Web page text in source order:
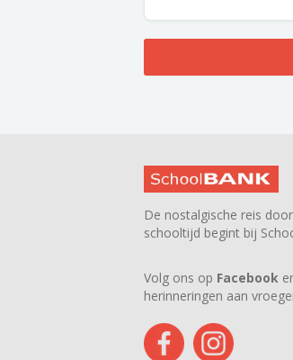
De nostalgische reis
schooltijd begint bij
Volg ons op Facebook
herinneringen aan